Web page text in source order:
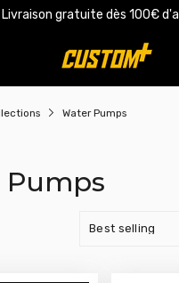
Livraison gratuite dès 100€
Water Pumps
Pumps